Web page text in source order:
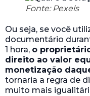
Fonte: Pexels
Ou seja, se você
documentário
1 hora, o
direito ao valor
monetização
tornaria a regra de
muito mais